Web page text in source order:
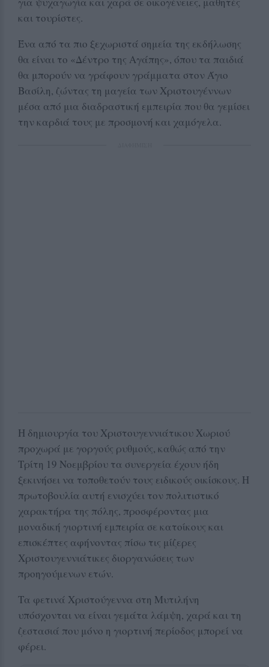
και τουρίστες.
Ένα από τα πιο ξεχωριστά σημεία της εκδήλωσης
θα είναι το «Δέντρο της Αγάπης», όπου τα παιδιά
θα μπορούν να γράφουν γράμματα στον Άγιο
Βασίλη, ζώντας τη μαγεία των Χριστουγέννων
μέσα από μια διαδραστική εμπειρία που θα γεμίσει
την καρδιά τους με προσμονή και χαμόγελα.
Η δημιουργία του Χριστουγεννιάτικου Χωριού
προχωρά με γοργούς ρυθμούς, καθώς από την
Τρίτη 19 Νοεμβρίου τα συνεργεία έχουν ήδη
ξεκινήσει να τοποθετούν τους ειδικούς οικίσκους. Η
πρωτοβουλία αυτή ενισχύει τον πολιτιστικό
χαρακτήρα της πόλης, προσφέροντας μια
μοναδική γιορτινή εμπειρία σε κατοίκους και
επισκέπτες αφήνοντας πίσω τις μίζερες
Χριστουγεννιάτικες διοργανώσεις των
προηγούμενων ετών.
Τα φετινά Χριστούγεννα στη Μυτιλήνη
υπόσχονται να είναι γεμάτα λάμψη, χαρά και τη
ζεστασιά που μόνο η γιορτινή περίοδος μπορεί να
φέρει.